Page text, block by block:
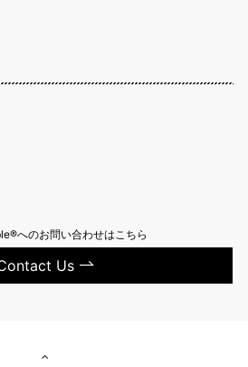
へのお問い合わせはこちら
Us